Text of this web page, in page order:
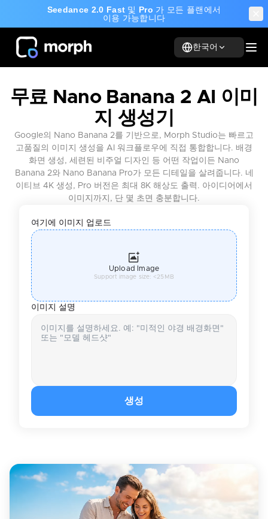
Seedance 2.0 Fast 및 Pro 가 모든 플랜에서
이용 가능합니다
한국어
무료 Nano Banana 2 AI 이미
지 생성기
Google의 Nano Banana 2를 기반으로, Morph Studio는 빠르고
고품질의 이미지 생성을 AI 워크플로우에 직접 통합합니다. 배경
화면 생성, 세련된 비주얼 디자인 등 어떤 작업이든 Nano
Banana 2와 Nano Banana Pro가 모든 디테일을 살려줍니다. 네
이티브 4K 생성, Pro 버전은 최대 8K 해상도 출력. 아이디어에서
이미지까지, 단 몇 초면 충분합니다.
여기에 이미지 업로드
Upload Image
Support image size: <25MB
이미지 설명
생성